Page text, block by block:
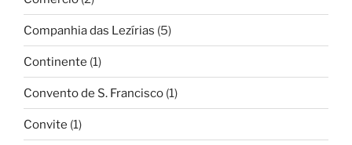
Companhia das Lezírias (5)
Continente (1)
Convento de S. Francisco (1)
Convite (1)